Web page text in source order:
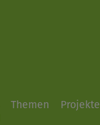
Themen Projekte